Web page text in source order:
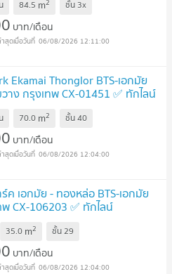
84.5 m ชั้น 3x
บาท/เดือน
06/08/2026 12:11:00
Ekamai Thonglor BTS-เอกมัย
าง กรุงเทพ CX-01451 ✅ ทักไลน์
มงานมืออาชีพ ✅
70.0 m2 ชั้น40
บาท/เดือน
06/08/2026 12:04:00
ค เอกมัย - ทองหล่อ BTS-เอกมัย
CX-106203 ✅ ทักไลน์
มงานมืออาชีพ ✅ 🔥🔥🔥
35.0 m2 ชั้น29
บาท/เดือน
06/08/2026 12:04:00